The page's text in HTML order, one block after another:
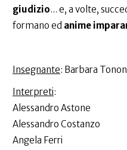
giudizio... e, a volte,
formano ed anime
Insegnante: Barbara Tonon
Interpreti:
Alessandro Astone
Alessandro Costanzo
Angela Ferri